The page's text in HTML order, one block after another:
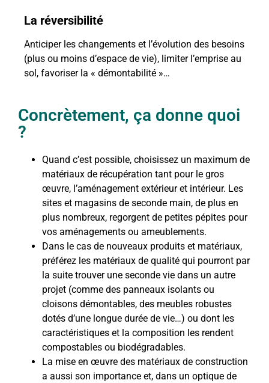
La réversibilité
Anticiper les changements et l’évolution des besoins
(plus ou moins d’espace de vie), limiter l’emprise au
sol, favoriser la « démontabilité »…
Concrètement, ça donne quoi
?
Quand c’est possible, choisissez un maximum de
matériaux de récupération tant pour le gros
œuvre, l’aménagement extérieur et intérieur. Les
sites et magasins de seconde main, de plus en
plus nombreux, regorgent de petites pépites pour
vos aménagements ou ameublements.
Dans le cas de nouveaux produits et matériaux,
préférez les matériaux de qualité qui pourront par
la suite trouver une seconde vie dans un autre
projet (comme des panneaux isolants ou
cloisons démontables, des meubles robustes
dotés d’une longue durée de vie…) ou dont les
caractéristiques et la composition les rendent
compostables ou biodégradables.
La mise en œuvre des matériaux de construction
a aussi son importance et, dans un optique de